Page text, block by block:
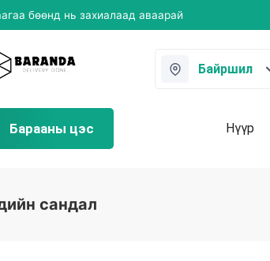
бөөнд нь захиалаад аваарай
хүргэлттэй боллоо
Байршил
Барааны цэс Нүүр
сандал